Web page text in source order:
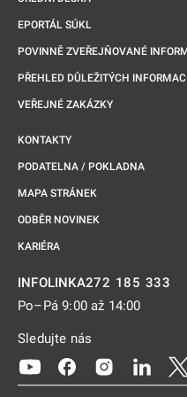
EPORTÁL SÚKL
POVINNĚ ZVEŘEJŇOVANÉ
PŘEHLED DŮLEŽITÝCH
VEŘEJNÉ ZAKÁZKY
KONTAKTY
PODATELNA / POKLADNA
MAPA STRÁNEK
ODBĚR NOVINEK
KARIÉRA
INFOLINKA272 185 333
Po–Pá 9:00 až 14:00
Sledujte nás
Odkaz se otevře na
Odkaz seOdkaz se